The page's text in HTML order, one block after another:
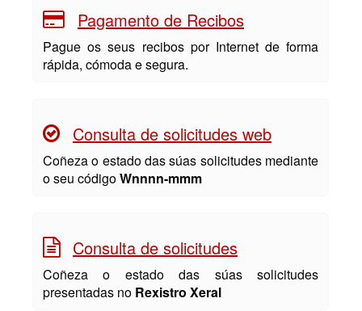
Pagamento de Recibos
Pague os seus recibos por Internet de forma
rápida, cómoda e segura.
Consulta de solicitudes web
Coñeza o estado das súas solicitudes mediante
o seu códigoWnnnn-mmm
Consulta de solicitudes
Coñeza o estado das súas solicitudes
presentadas no Rexistro Xeral